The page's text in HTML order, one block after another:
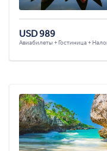
USD 989
Авиабилеты + Гостиница +